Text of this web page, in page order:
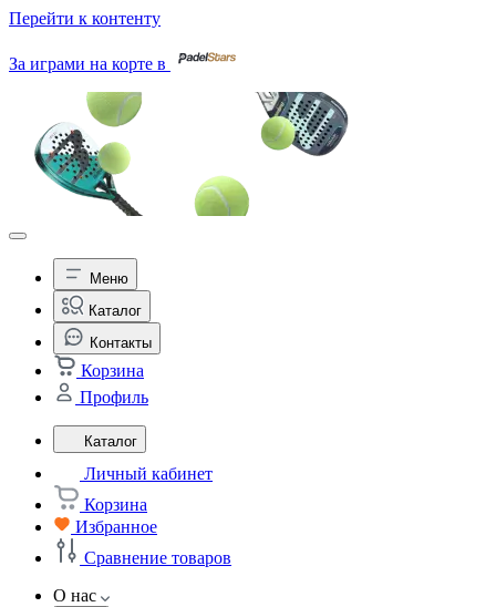
Перейти к контенту
За играми на корте в
Меню
Каталог
Контакты
Корзина
Профиль
Каталог
Личный кабинет
Корзина
Избранное
Сравнение товаров
О нас